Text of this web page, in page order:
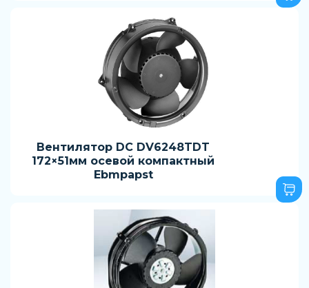
Вентилятор DC DV6248TDT
172×51мм осевой компактный
Ebmpapst